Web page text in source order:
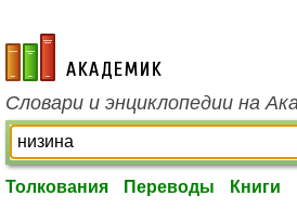
academic.ru
Словари и энциклопедии на
Толкования Переводы Книги